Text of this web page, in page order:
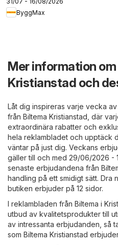
ByggMax
Mer information
Kristianstad och
Låt dig inspireras varje vecka
från Biltema Kristianstad, där
extraordinära rabatter och
hela reklambladet och upptäck
väntar på just dig. Veckans
gäller till och med 29/06/2026 -
senaste erbjudandena från
handling på ett smidigt sätt. Dra
butiken erbjuder på 12 sidor.
I reklambladen från Biltema i
utbud av kvalitetsprodukter till
av intressanta erbjudanden, så
som Biltema Kristianstad